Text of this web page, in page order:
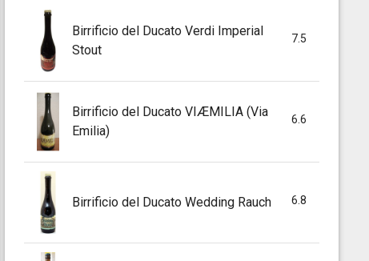
Birrificio del Ducato Verdi Imperial
Stout
7.5
Birrificio del Ducato VIÆMILIA (Via
Emilia)
6.6
Birrificio del Ducato Wedding Rauch 6.8